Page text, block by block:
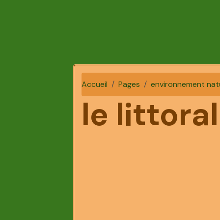
Accueil Pages environnement
le